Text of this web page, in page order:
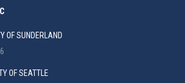
OF SUNDERLAND
OF SEATTLE